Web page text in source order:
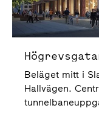
Beläget mitt i
Hallvägen.